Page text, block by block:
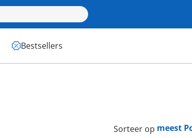
Bestsellers
Sorteer op